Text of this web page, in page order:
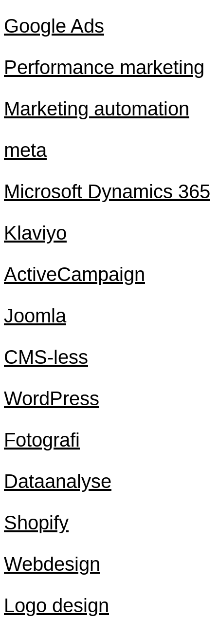
Google Ads
Performance marketing
Marketing automation
meta
Microsoft Dynamics 365
Klaviyo
ActiveCampaign
Joomla
CMS-less
WordPress
Fotografi
Dataanalyse
Shopify
Webdesign
Logo design